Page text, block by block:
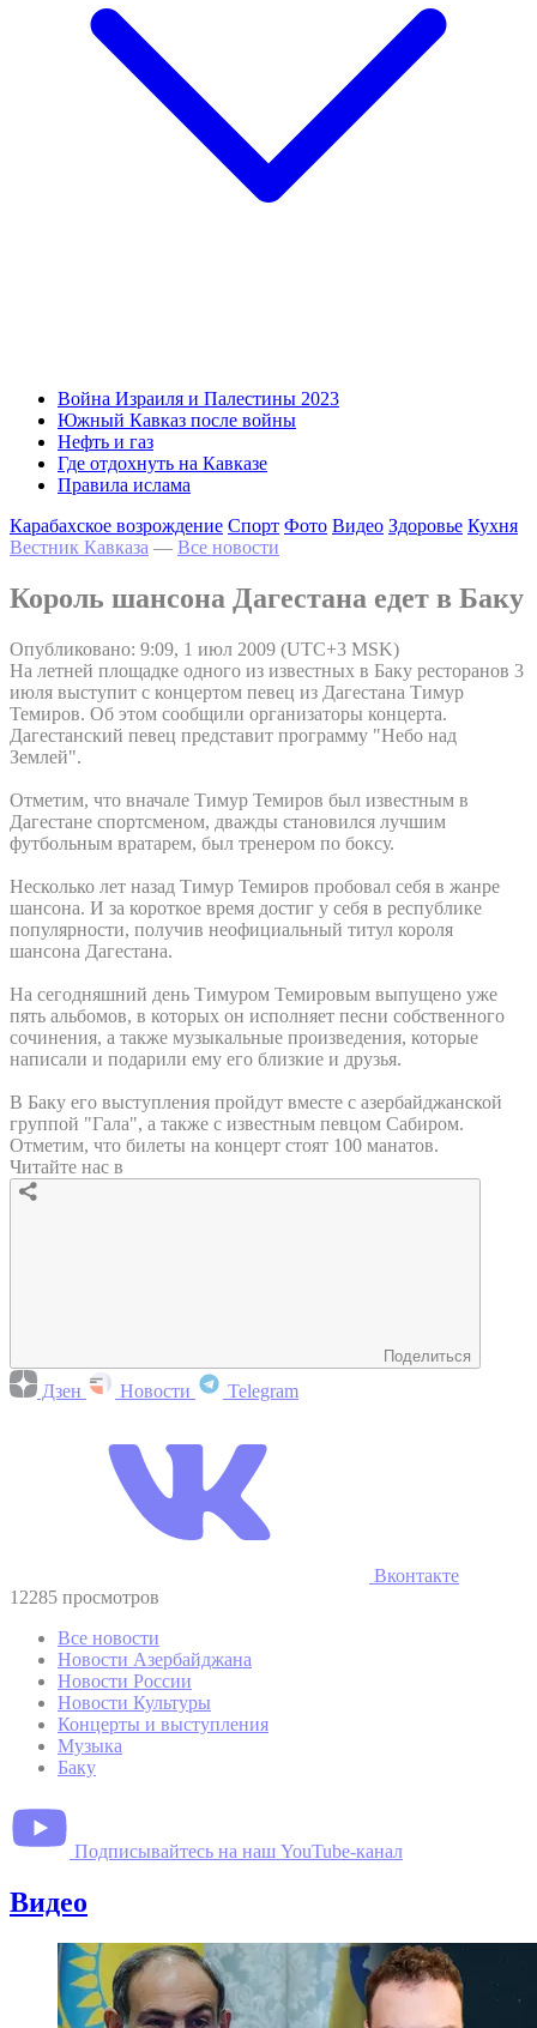
Война Израиля и Палестины 2023
Южный Кавказ после войны
Нефть и газ
Где отдохнуть на Кавказе
Правила ислама
Карабахское возрождение Спорт Фото Видео Здоровье Кухня
Вестник Кавказа — Все новости
Король шансона Дагестана едет в Баку
Опубликовано: 9:09, 1 июл 2009 (UTC+3 MSK)
На летней площадке одного из известных в Баку ресторанов 3
июля выступит с концертом певец из Дагестана Тимур
Темиров. Об этом сообщили организаторы концерта.
Дагестанский певец представит программу "Небо над
Землей".
Отметим, что вначале Тимур Темиров был известным в
Дагестане спортсменом, дважды становился лучшим
футбольным вратарем, был тренером по боксу.
Несколько лет назад Тимур Темиров пробовал себя в жанре
шансона. И за короткое время достиг у себя в республике
популярности, получив неофициальный титул короля
шансона Дагестана.
На сегодняшний день Тимуром Темировым выпущено уже
пять альбомов, в которых он исполняет песни собственного
сочинения, а также музыкальные произведения, которые
написали и подарили ему его близкие и друзья.
В Баку его выступления пройдут вместе с азербайджанской
группой "Гала", а также с известным певцом Сабиром.
Отметим, что билеты на концерт стоят 100 манатов.
Читайте нас в
Поделиться
Дзен Новости Telegram
Вконтакте
12285 просмотров
Все новости
Новости Азербайджана
Новости России
Новости Культуры
Концерты и выступления
Музыка
Баку
Подписывайтесь на наш YouTube-канал
Видео